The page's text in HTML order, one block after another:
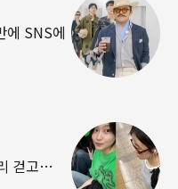
에 SNS에
걷고…